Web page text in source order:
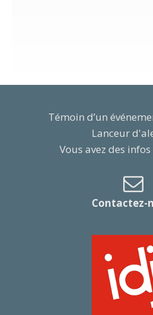
Témoin d’un
Lanceur
Vous avez des infos
Contactez-